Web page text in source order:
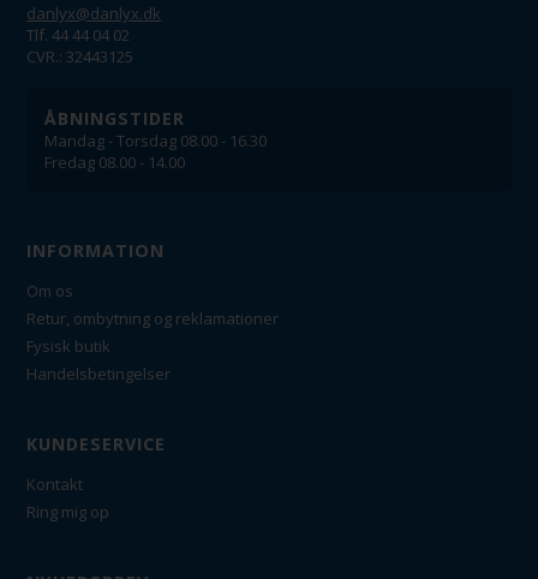
danlyx@danlyx.dk
Tlf. 44 44 04 02
CVR.: 32443125
ÅBNINGSTIDER
Mandag - Torsdag 08.00 - 16.30
Fredag 08.00 - 14.00
INFORMATION
Om os
Retur, ombytning og reklamationer
Fysisk butik
Handelsbetingelser
KUNDESERVICE
Kontakt
Ring mig op